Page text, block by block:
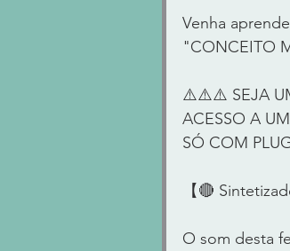
Venha
"CONCEITO
⚠️⚠️⚠️ SEJA UM
ACESSO A
SÓ COM
【🔴
O som desta